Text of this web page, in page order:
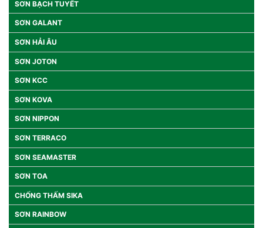
SƠN BẠCH TUYẾT
SƠN GALANT
SƠN HẢI ÂU
SƠN JOTON
SƠN KCC
SƠN KOVA
SƠN NIPPON
SƠN TERRACO
SƠN SEAMASTER
SƠN TOA
CHỐNG THẤM SIKA
SƠN RAINBOW